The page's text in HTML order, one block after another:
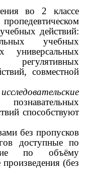
во 2 классе
действий:
учебных
универсальных
совместной
способствуют
без пропусков
доступные по
по объёму
(без